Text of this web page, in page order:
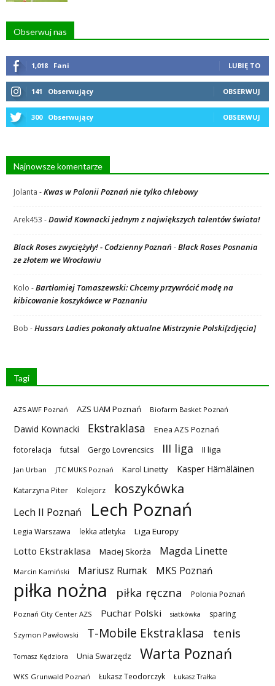
Obserwuj nas
1,018 Fani LUBIĘ TO
141 Obserwujący OBSERWUJ
300 Obserwujący OBSERWUJ
Najnowsze komentarze
Jolanta -Kwas w Polonii Poznań nie tylko chlebowy
Arek453 -Dawid Kownacki jednym z największych talentów świata!
Black Roses zwyciężyły! - Codzienny Poznań -Black Roses Posnania
ze złotem we Wrocławiu
Kolo -Bartłomiej Tomaszewski: Chcemy przywrócić modę na
kibicowanie koszykówce w Poznaniu
Bob -Hussars Ladies pokonały aktualne Mistrzynie Polski[zdjęcia]
Tagi
AZS AWF Poznań AZS UAM Poznań Biofarm Basket Poznań
Dawid Kownacki Ekstraklasa Enea AZS Poznań
fotorelacja futsal Gergo Lovrencsics III liga II liga
Jan Urban JTC MUKS Poznań Karol Linetty Kasper Hämäläinen
Katarzyna Piter Kolejorz koszykówka
Lech II Poznań Lech Poznań
Legia Warszawa lekka atletyka Liga Europy
Lotto Ekstraklasa Maciej Skorża Magda Linette
Marcin Kamiński Mariusz Rumak MKS Poznań
piłka nożna piłka ręczna Polonia Poznań
Poznań City Center AZS Puchar Polski siatkówka sparing
Szymon Pawłowski T-Mobile Ekstraklasa tenis
Tomasz Kędziora Unia Swarzędz Warta Poznań
WKS Grunwald Poznań Łukasz Teodorczyk Łukasz Trałka